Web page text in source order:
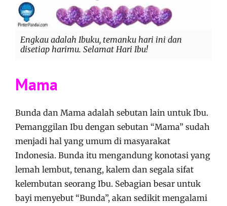
Engkau adalah Ibuku, temanku hari ini dan
disetiap harimu. Selamat Hari Ibu!
Mama
Bunda dan Mama adalah sebutan lain untuk Ibu.
Pemanggilan Ibu dengan sebutan “Mama” sudah
menjadi hal yang umum di masyarakat
Indonesia. Bunda itu mengandung konotasi yang
lemah lembut, tenang, kalem dan segala sifat
kelembutan seorang Ibu. Sebagian besar untuk
bayi menyebut “Bunda”, akan sedikit mengalami